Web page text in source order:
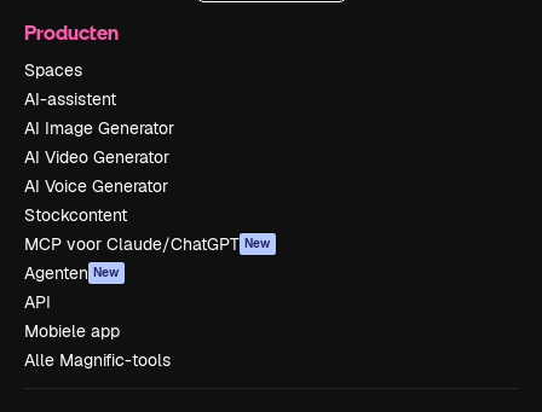
Producten
Spaces
AI-assistent
AI Image Generator
AI Video Generator
AI Voice Generator
Stockcontent
MCP voor Claude/ChatGPT New
Agenten New
API
Mobiele app
Alle Magnific-tools